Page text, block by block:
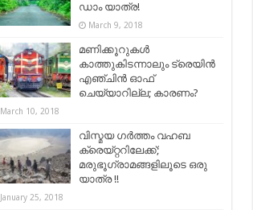
ഡാം യാത്ര!
March 9, 2018
മണിക്കൂറുകള്‍
കാത്തുകിടന്നാലും ട്രെയിന്‍
എഞ്ചിന്‍ ഓഫ്
ചെയ്യാറില്ല; കാരണം?
March 10, 2018
വിസ്മയ ഗര്‍ത്തം വഹബ
ക്രെയ്റ്ററിലേക്ക്;
മരുഭൂഗ്രാമങ്ങളിലൂടെ ഒരു
യാത്ര !!
January 25, 2018